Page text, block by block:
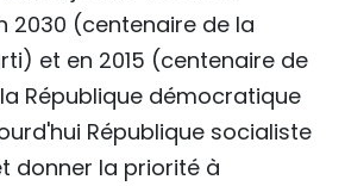
2030 (centenaire de la
et en 2015 (centenaire de
République démocratique
République socialiste
donner la priorité à